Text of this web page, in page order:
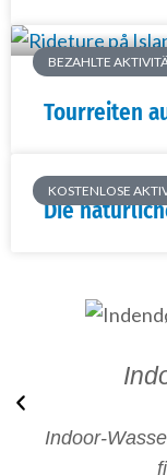
BEZAHLTE
Tourreiten
KOSTENLOSE
Die
Indoor-